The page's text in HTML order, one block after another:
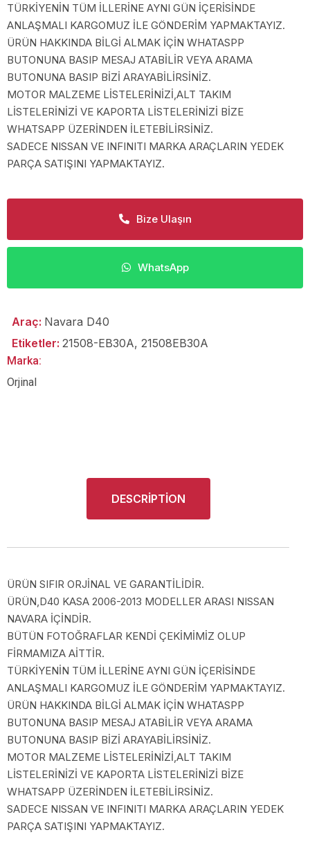
TÜRKİYENİN TÜM İLLERİNE AYNI GÜN İÇERİSİNDE
ANLAŞMALI KARGOMUZ İLE GÖNDERİM YAPMAKTAYIZ.
ÜRÜN HAKKINDA BİLGİ ALMAK İÇİN WHATASPP
BUTONUNA BASIP MESAJ ATABİLİR VEYA ARAMA
BUTONUNA BASIP BİZİ ARAYABİLİRSİNİZ.
MOTOR MALZEME LİSTELERİNİZİ,ALT TAKIM
LİSTELERİNİZİ VE KAPORTA LİSTELERİNİZİ BİZE
WHATSAPP ÜZERİNDEN İLETEBİLİRSİNİZ.
SADECE NISSAN VE INFINITI MARKA ARAÇLARIN YEDEK
PARÇA SATIŞINI YAPMAKTAYIZ.
Bize Ulaşın
WhatsApp
Araç: Navara D40
Etiketler: 21508-EB30A, 21508EB30A
Marka:
Orjinal
DESCRIPTION
ÜRÜN SIFIR ORJİNAL VE GARANTİLİDİR.
ÜRÜN,D40 KASA 2006-2013 MODELLER ARASI NISSAN
NAVARA İÇİNDİR.
BÜTÜN FOTOĞRAFLAR KENDİ ÇEKİMİMİZ OLUP
FİRMAMIZA AİTTİR.
TÜRKİYENİN TÜM İLLERİNE AYNI GÜN İÇERİSİNDE
ANLAŞMALI KARGOMUZ İLE GÖNDERİM YAPMAKTAYIZ.
ÜRÜN HAKKINDA BİLGİ ALMAK İÇİN WHATASPP
BUTONUNA BASIP MESAJ ATABİLİR VEYA ARAMA
BUTONUNA BASIP BİZİ ARAYABİLİRSİNİZ.
MOTOR MALZEME LİSTELERİNİZİ,ALT TAKIM
LİSTELERİNİZİ VE KAPORTA LİSTELERİNİZİ BİZE
WHATSAPP ÜZERİNDEN İLETEBİLİRSİNİZ.
SADECE NISSAN VE INFINITI MARKA ARAÇLARIN YEDEK
PARÇA SATIŞINI YAPMAKTAYIZ.